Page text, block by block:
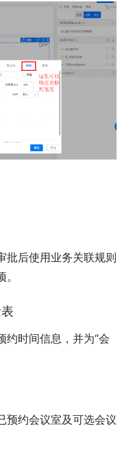
批后使用业务关联规则
约时间信息，并为“会
预约会议室及可选会议